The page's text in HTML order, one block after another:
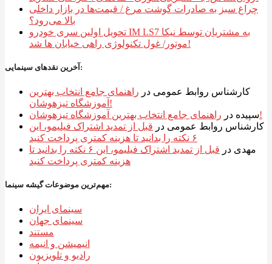
چراغ سبز به صادرات گوشت مرغ / قیمت‌ها در بازار داخلی
بالا می‌رود؟
تحویل اولین سری خودرو IM LS7 به مشتریان توسط نیکا
موتور/ غول تکنولوژی راهی خیابان ها شد!
آخرین نقدهای سینمایی:
کارشناس روابط عمومی در راهنمای جامع انتخاب بهترین
آموزشگاه تیزهوشان!
سپیده در
راهنمای جامع انتخاب بهترین آموزشگاه تیزهوشان!
کارشناس روابط عمومی در قبل از تمدید اشتراک فیلیمو، این
۶ نکته را بدانید تا هزینه کمتری پرداخت کنید
مهدی در
قبل از تمدید اشتراک فیلیمو، این ۶ نکته را بدانید تا
هزینه کمتری پرداخت کنید
مهم‌ترین موضوعات گیشه سینما:
سینمای ایران
سینمای جهان
مستند
انیمیشن و انیمه
رادیو و تلویزیون